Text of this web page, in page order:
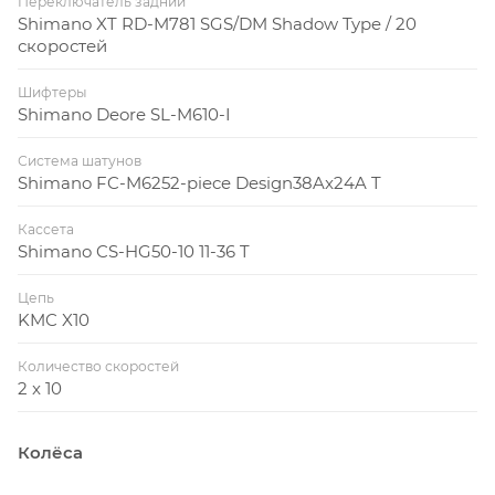
Супер лёгкая алюминиевая рама, вилка FOX CTD и
амортизатор Float CTD активируемые манеткой
доступен на колёсах 27,5 и 29
Shimano XT RD-M781 SGS/DM Shadow Type / 20
скоростей
Шифтеры
Shimano Deore SL-M610-I
Система шатунов
Shimano FC-M6252-piece Design38Ax24A T
Кассета
Shimano CS-HG50-10 11-36 T
Цепь
KMC X10
Количество скоростей
2 x 10
Колёса